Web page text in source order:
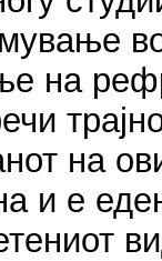
на
на
и е